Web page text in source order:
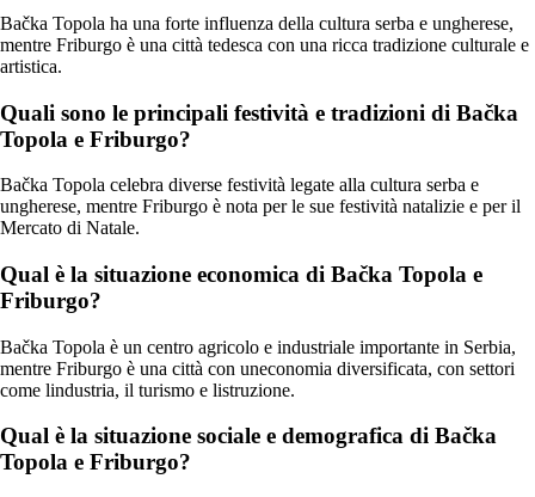
Bačka Topola ha una forte influenza della cultura serba e ungherese,
mentre Friburgo è una città tedesca con una ricca tradizione culturale e
artistica.
Quali sono le principali festività e tradizioni di Bačka
Topola e Friburgo?
Bačka Topola celebra diverse festività legate alla cultura serba e
ungherese, mentre Friburgo è nota per le sue festività natalizie e per il
Mercato di Natale.
Qual è la situazione economica di Bačka Topola e
Friburgo?
Bačka Topola è un centro agricolo e industriale importante in Serbia,
mentre Friburgo è una città con uneconomia diversificata, con settori
come lindustria, il turismo e listruzione.
Qual è la situazione sociale e demografica di Bačka
Topola e Friburgo?